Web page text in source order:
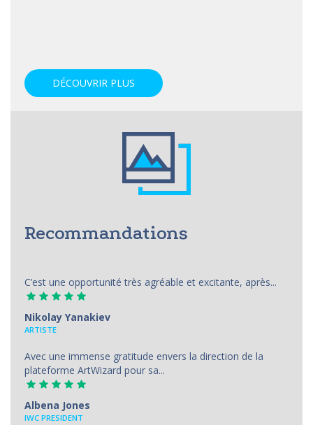
DÉCOUVRIR PLUS
Recommandations
C’est une opportunité très agréable et excitante, après...
Nikolay Yanakiev
ARTISTE
Avec une immense gratitude envers la direction de la
plateforme ArtWizard pour sa...
Albena Jones
IWC PRESIDENT